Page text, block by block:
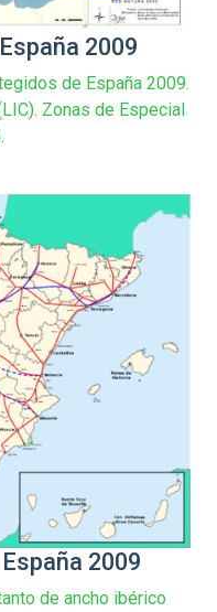
2009
de España 2009.
Zonas de Especial
2009
de ancho ibérico